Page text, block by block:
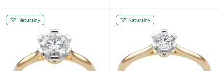
Naturalny Naturalny